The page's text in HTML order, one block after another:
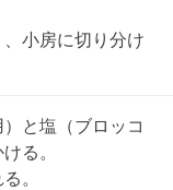
小房に切り分け
と塩（ブロッコ
る。
。